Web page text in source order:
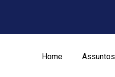
Home Assuntos